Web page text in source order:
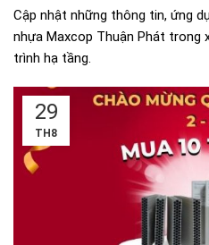
Cập nhật những thông tin, ứng
nhựa Maxcop Thuận Phát trong
trình hạ tầng.
29
TH8